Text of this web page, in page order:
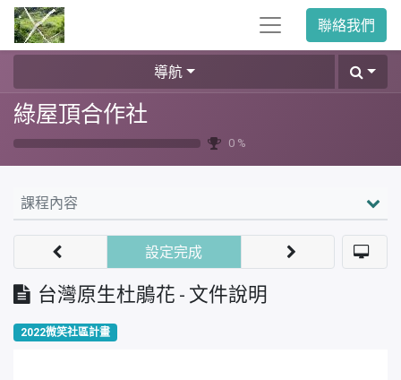
聯絡我們
導航
綠屋頂合作社
0 %
課程內容
台灣原生杜鵑花 - 文件說明
設定完成
2022微笑社區計畫